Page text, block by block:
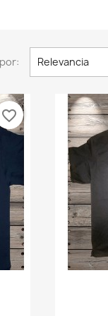
Relevancia
favorite_border